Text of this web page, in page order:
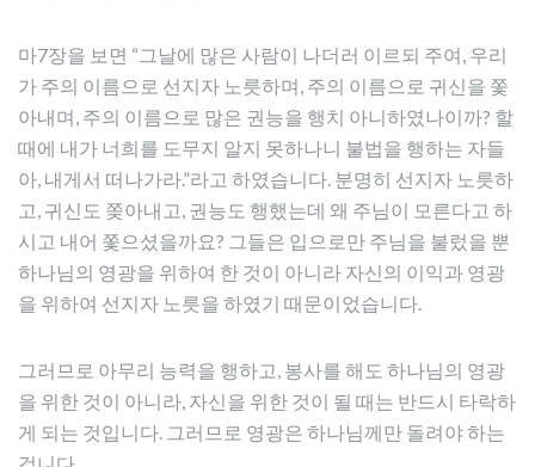
마7장을 보면 “그날에 많은 사람이 나더러 이르되 주여, 우리
가 주의 이름으로 선지자 노릇하며, 주의 이름으로 귀신을 쫓
아내며, 주의 이름으로 많은 권능을 행치 아니하였나이까? 할
때에 내가 너희를 도무지 알지 못하나니 불법을 행하는 자들
아, 내게서 떠나가라.”라고 하였습니다. 분명히 선지자 노릇하
고, 귀신도 쫒아내고, 권능도 행했는데 왜 주님이 모른다고 하
시고 내어 쫓으셨을까요? 그들은 입으로만 주님을 불렀을 뿐
하나님의 영광을 위하여 한 것이 아니라 자신의 이익과 영광
을 위하여 선지자 노릇을 하였기 때문이었습니다.
그러므로 아무리 능력을 행하고, 봉사를 해도 하나님의 영광
을 위한 것이 아니라, 자신을 위한 것이 될 때는 반드시 타락하
게 되는 것입니다. 그러므로 영광은 하나님께만 돌려야 하는